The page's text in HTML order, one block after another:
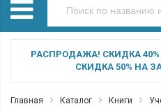
РАСПРОДАЖА! СКИДКА
СКИДКА 50% НА
Главная Каталог Книги